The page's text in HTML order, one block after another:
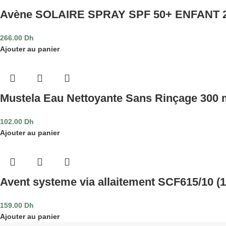
Avène SOLAIRE SPRAY SPF 50+ ENFANT
266.00 Dh
Ajouter au panier
Mustela Eau Nettoyante Sans Rinçage 300
102.00 Dh
Ajouter au panier
Avent systeme via allaitement SCF615/10
159.00 Dh
Ajouter au panier